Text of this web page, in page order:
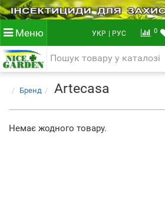
Меню УКР | РУС 0
Бренд Artecasa
Немає жодного товару.